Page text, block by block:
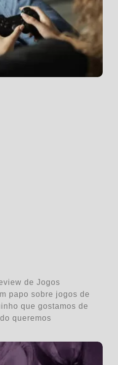
de Jogos
papo sobre jogos de
que gostamos de
queremos